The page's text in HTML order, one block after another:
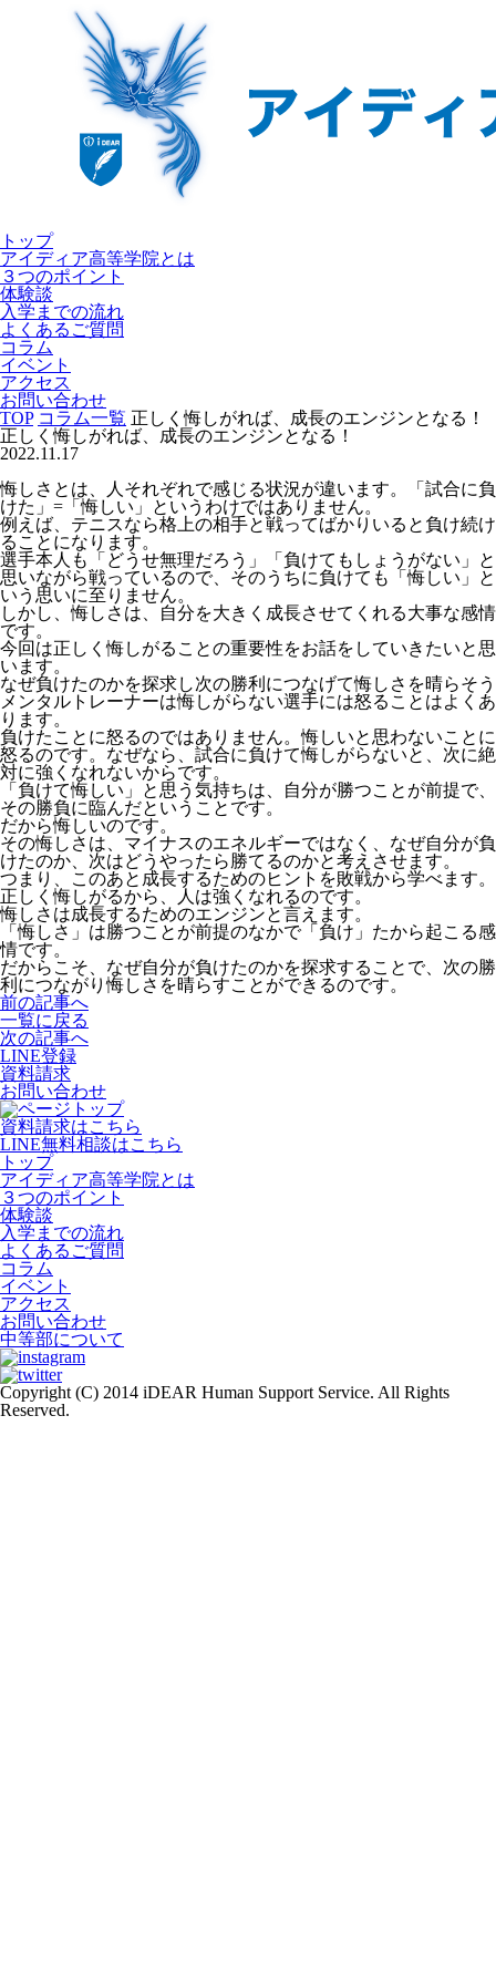
トップ
アイディア高等学院とは
３つのポイント
体験談
入学までの流れ
よくあるご質問
コラム
イベント
アクセス
お問い合わせ
TOP コラム一覧 正しく悔しがれば、成長のエンジンとなる！
正しく悔しがれば、成長のエンジンとなる！
2022.11.17
悔しさとは、人それぞれで感じる状況が違います。「試合に負
けた」=「悔しい」というわけではありません。
例えば、テニスなら格上の相手と戦ってばかりいると負け続け
ることになります。
選手本人も「どうせ無理だろう」「負けてもしょうがない」と
思いながら戦っているので、そのうちに負けても「悔しい」と
いう思いに至りません。
しかし、悔しさは、自分を大きく成長させてくれる大事な感情
です。
今回は正しく悔しがることの重要性をお話をしていきたいと思
います。
なぜ負けたのかを探求し次の勝利につなげて悔しさを晴らそう
メンタルトレーナーは悔しがらない選手には怒ることはよくあ
ります。
負けたことに怒るのではありません。悔しいと思わないことに
怒るのです。なぜなら、試合に負けて悔しがらないと、次に絶
対に強くなれないからです。
「負けて悔しい」と思う気持ちは、自分が勝つことが前提で、
その勝負に臨んだということです。
だから悔しいのです。
その悔しさは、マイナスのエネルギーではなく、なぜ自分が負
けたのか、次はどうやったら勝てるのかと考えさせます。
つまり、このあと成長するためのヒントを敗戦から学べます。
正しく悔しがるから、人は強くなれるのです。
悔しさは成長するためのエンジンと言えます。
「悔しさ」は勝つことが前提のなかで「負け」たから起こる感
情です。
だからこそ、なぜ自分が負けたのかを探求することで、次の勝
利につながり悔しさを晴らすことができるのです。
前の記事へ
一覧に戻る
次の記事へ
LINE登録
資料請求
お問い合わせ
資料請求はこちら
LINE無料相談はこちら
トップ
アイディア高等学院とは
３つのポイント
体験談
入学までの流れ
よくあるご質問
コラム
イベント
アクセス
お問い合わせ
中等部について
Copyright (C) 2014 iDEAR Human Support Service. All Rights
Reserved.